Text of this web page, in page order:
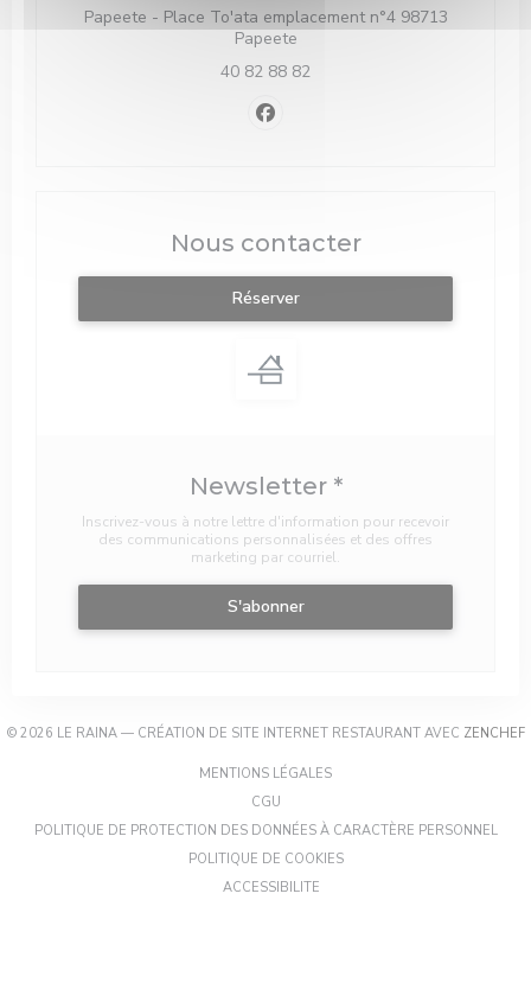
Papeete - Place To'ata emplacement n°4 98713
Papeete((ouvre une nouvelle fenêtre))
40 82 88 82
Facebook ((ouvre une nouvelle
Nous contacter
Réserver
Newsletter *
Inscrivez-vous à notre lettre d'information pour recevoir
des communications personnalisées et des offres
marketing par courriel.
S'abonner
© 2026 LE RAINA — CRÉATION DE SITE INTERNET RESTAURANT AVEC ZENCHEF
MENTIONS LÉGALES((OUVRE UNE NOUVELLE
CGU((OUVRE UNE NOUVELLE FENÊTRE))
POLITIQUE DE PROTECTION DES DONNÉES À CARACTÈRE PERSONNEL
POLITIQUE DE COOKIES((OUVRE UNE NOUVELLE
ACCESSIBILITE